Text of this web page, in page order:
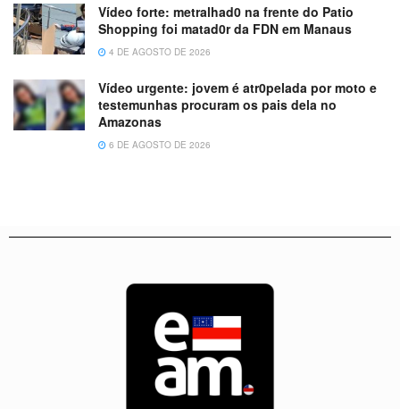
Vídeo forte: metralhad0 na frente do Patio
Shopping foi matad0r da FDN em Manaus
4 DE AGOSTO DE 2026
Vídeo urgente: jovem é atr0pelada por moto e
testemunhas procuram os pais dela no
Amazonas
6 DE AGOSTO DE 2026